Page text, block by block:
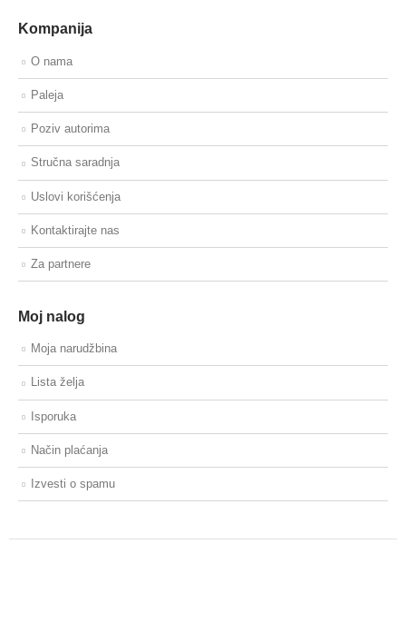
Kompanija
O nama
Paleja
Poziv autorima
Stručna saradnja
Uslovi korišćenja
Kontaktirajte nas
Za partnere
Moj nalog
Moja narudžbina
Lista želja
Isporuka
Način plaćanja
Izvesti o spamu